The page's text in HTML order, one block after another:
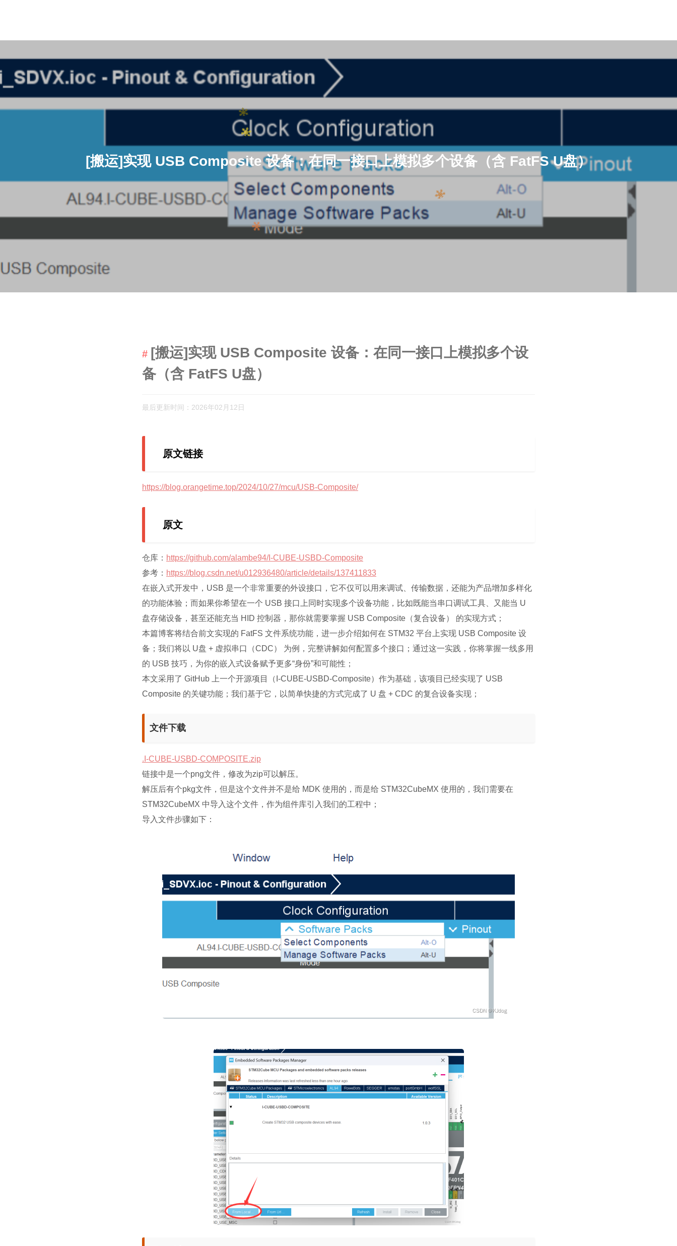
[搬运]实现 USB Composite 设备：在同一接口上模拟多个设备（含 FatFS U盘）
[搬运]实现 USB Composite 设备：在同一接口上模拟多个设
备（含 FatFS U盘）
最后更新时间：2026年02月12日
原文链接
https://blog.orangetime.top/2024/10/27/mcu/USB-Composite/
原文
仓库： https://github.com/alambe94/I-CUBE-USBD-Composite
参考： https://blog.csdn.net/u012936480/article/details/137411833
在嵌入式开发中，USB 是一个非常重要的外设接口，它不仅可以用来调试、传输数据，还能为产品增加多样化
的功能体验；而如果你希望在一个 USB 接口上同时实现多个设备功能，比如既能当串口调试工具、又能当 U
盘存储设备，甚至还能充当 HID 控制器，那你就需要掌握 USB Composite（复合设备） 的实现方式；
本篇博客将结合前文实现的 FatFS 文件系统功能，进一步介绍如何在 STM32 平台上实现 USB Composite 设
备；我们将以 U盘 + 虚拟串口（CDC） 为例，完整讲解如何配置多个接口；通过这一实践，你将掌握一线多用
的 USB 技巧，为你的嵌入式设备赋予更多“身份”和可能性；
本文采用了 GitHub 上一个开源项目（I-CUBE-USBD-Composite）作为基础，该项目已经实现了 USB
Composite 的关键功能；我们基于它，以简单快捷的方式完成了 U 盘 + CDC 的复合设备实现；
文件下载
.I-CUBE-USBD-COMPOSITE.zip
链接中是一个png文件，修改为zip可以解压。
解压后有个pkg文件，但是这个文件并不是给 MDK 使用的，而是给 STM32CubeMX 使用的，我们需要在
STM32CubeMX 中导入这个文件，作为组件库引入我们的工程中；
导入文件步骤如下：